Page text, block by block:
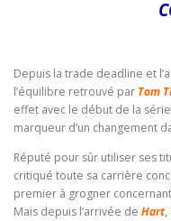
Depuis la trade deadline et
l’équilibre retrouvé par Tom
effet avec le début de la
marqueur d’un changement
Réputé pour sûr utiliser ses
critiqué toute sa carrière
premier à grogner
Mais depuis l’arrivée de Hart,